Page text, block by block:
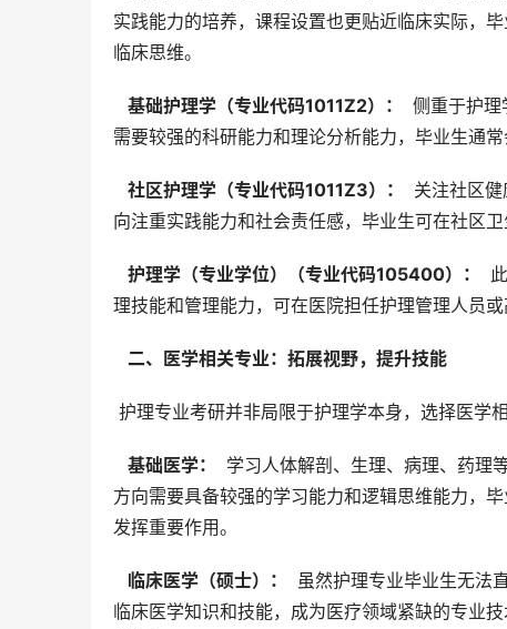
实践能力的培养，课程设置也更贴近临床实际，
临床思维。
  基础护理学（专业代码1011Z2）：
侧重于护理
需要较强的科研能力和理论分析能力，毕业生通
  社区护理学（专业代码1011Z3）：
关注社区
向注重实践能力和社会责任感，毕业生可在社区
  护理学（专业学位）（专业代码105400）：
理技能和管理能力，可在医院担任护理管理人员或
  二、医学相关专业：拓展视野，提升技能
护理专业考研并非局限于护理学本身，选择医学
  基础医学：
学习人体解剖、生理、病理、药理
方向需要具备较强的学习能力和逻辑思维能力，
发挥重要作用。
  临床医学（硕士）：
虽然护理专业毕业生无法
临床医学知识和技能，成为医疗领域紧缺的专业